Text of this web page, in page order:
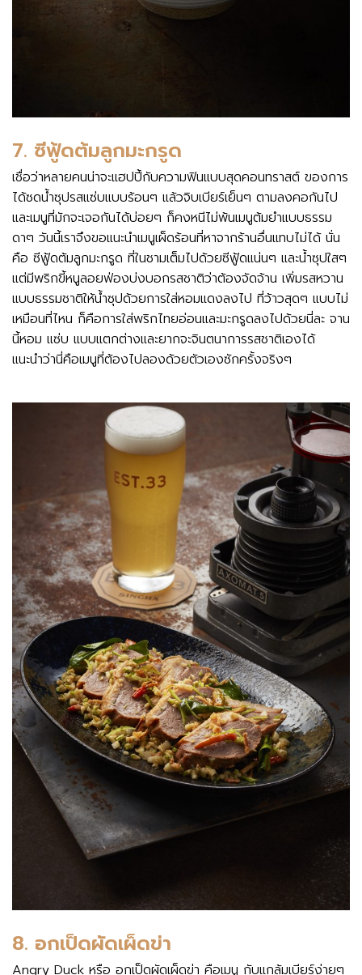
7. ซีฟู้ดต้มลูกมะกรูด
เชื่อว่าหลายคนน่าจะแฮปปี้กับความฟินแบบสุดคอนทราสต์ ของการ
ได้ซดน้ำซุปรสแซ่บแบบร้อนๆ แล้วจิบเบียร์เย็นๆ ตามลงคอกันไป
และเมนูที่มักจะเจอกันได้บ่อยๆ ก็คงหนีไม่พ้นเมนูต้มยำแบบธรรม
ดาๆ วันนี้เราจึงขอแนะนำเมนูเผ็ดร้อนที่หาจากร้านอื่นแทบไม่ได้ นั่น
คือ ซีฟู้ดต้มลูกมะกรูด ที่ในชามเต็มไปด้วยซีฟู้ดแน่นๆ และน้ำซุปใสๆ
แต่มีพริกขี้หนูลอยฟ่องบ่งบอกรสชาติว่าต้องจัดจ้าน เพิ่มรสหวาน
แบบธรรมชาติให้น้ำซุปด้วยการใส่หอมแดงลงไป ที่ว้าวสุดๆ แบบไม่
เหมือนที่ไหน ก็คือการใส่พริกไทยอ่อนและมะกรูดลงไปด้วยนี่ละ จาน
นี้หอม แซ่บ แบบแตกต่างและยากจะจินตนาการรสชาติเองได้
แนะนำว่านี่คือเมนูที่ต้องไปลองด้วยตัวเองซักครั้งจริงๆ
8. อกเป็ดผัดเผ็ดข่า
Angry Duck หรือ อกเป็ดผัดเผ็ดข่า คือเมนู กับแกล้มเบียร์ง่ายๆ